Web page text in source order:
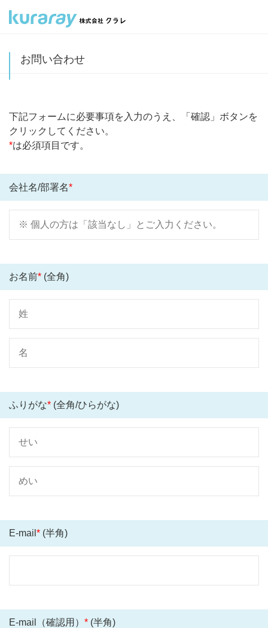
お問い合わせ
下記フォームに必要事項を入力のうえ、「確認」ボタンを
クリックしてください。
*は必須項目です。
会社名/部署名*
お名前* (全角)
ふりがな* (全角/ひらがな)
E-mail * (半角)
E-mail（確認用） * (半角)